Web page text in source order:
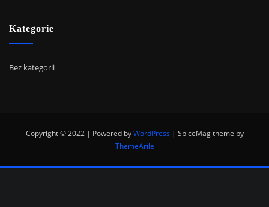
Kategorie
Bez kategorii
Copyright © 2022 | Powered byWordPress | SpiceMag theme by
ThemeArile